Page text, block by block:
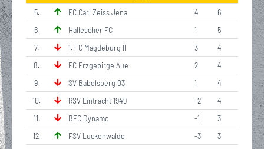
5. FC Carl Zeiss Jena 4
6
6. Hallescher FC 1
5
7. 1. FC Magdeburg II 3
4
8. FC Erzgebirge Aue 2
4
9. SV Babelsberg 03 1
4
10. RSV Eintracht 1949 -2
4
11. BFC Dynamo -1
3
12. FSV Luckenwalde -3
3